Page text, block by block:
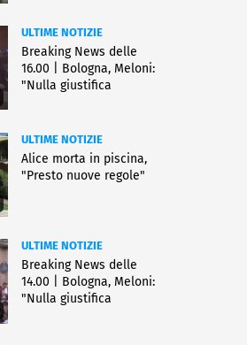
ULTIME NOTIZIE
Breaking News delle
16.00 | Bologna, Meloni:
"Nulla giustifica
ULTIME NOTIZIE
Alice morta in piscina,
"Presto nuove regole"
ULTIME NOTIZIE
Breaking News delle
14.00 | Bologna, Meloni:
"Nulla giustifica